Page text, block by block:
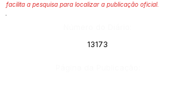
facilita a pesquisa para localizar a publicação oficial.
13173